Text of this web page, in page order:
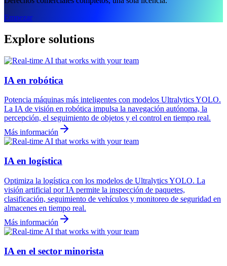
Empezar
Explore solutions
IA en robótica
Potencia máquinas más inteligentes con modelos Ultralytics YOLO.
La IA de visión en robótica impulsa la navegación autónoma, la
percepción, el seguimiento de objetos y el control en tiempo real.
Más información
IA en logística
Optimiza la logística con los modelos de Ultralytics YOLO. La
visión artificial por IA permite la inspección de paquetes,
clasificación, seguimiento de vehículos y monitoreo de seguridad en
almacenes en tiempo real.
Más información
IA en el sector minorista